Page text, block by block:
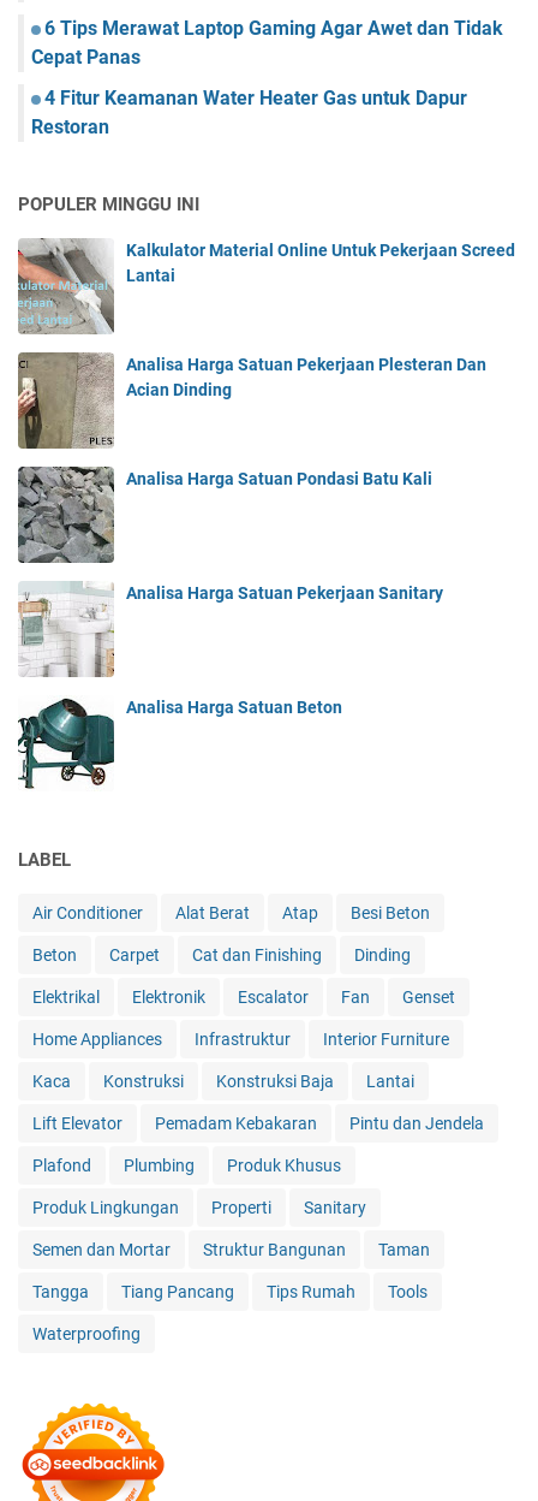
6 Tips Merawat Laptop Gaming Agar Awet dan Tidak
Cepat Panas
4 Fitur Keamanan Water Heater Gas untuk Dapur
Restoran
POPULER MINGGU INI
Kalkulator Material Online Untuk Pekerjaan Screed
Lantai
Analisa Harga Satuan Pekerjaan Plesteran Dan
Acian Dinding
Analisa Harga Satuan Pondasi Batu Kali
Analisa Harga Satuan Pekerjaan Sanitary
Analisa Harga Satuan Beton
LABEL
Air Conditioner Alat Berat Atap Besi Beton
Beton Carpet Cat dan Finishing Dinding
Elektrikal Elektronik Escalator Fan Genset
Home Appliances Infrastruktur Interior Furniture
Kaca Konstruksi Konstruksi Baja Lantai
Lift Elevator Pemadam Kebakaran Pintu dan Jendela
Plafond Plumbing Produk Khusus
Produk Lingkungan Properti Sanitary
Semen dan Mortar Struktur Bangunan Taman
Tangga Tiang Pancang Tips Rumah Tools
Waterproofing